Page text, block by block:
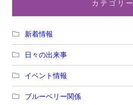
カテゴリー
新着情報
日々の出来事
イベント情報
ブルーベリー関係